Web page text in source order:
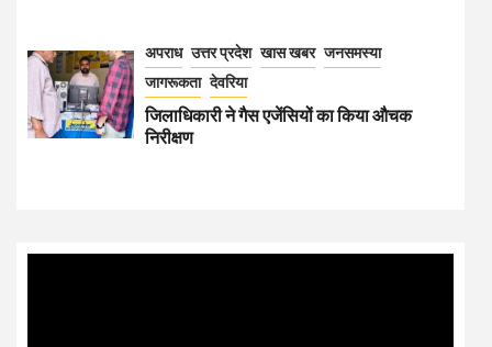
अपराध उत्तर प्रदेश खास खबर जनसमस्या
जागरूकता देवरिया
जिलाधिकारी ने गैस एजेंसियों का किया औचक
निरीक्षण